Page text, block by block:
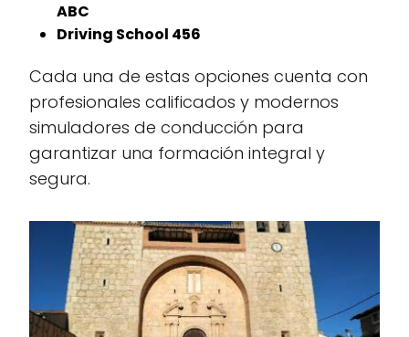
ABC
Driving School 456
Cada una de estas opciones cuenta con
profesionales calificados y modernos
simuladores de conducción para
garantizar una formación integral y
segura.